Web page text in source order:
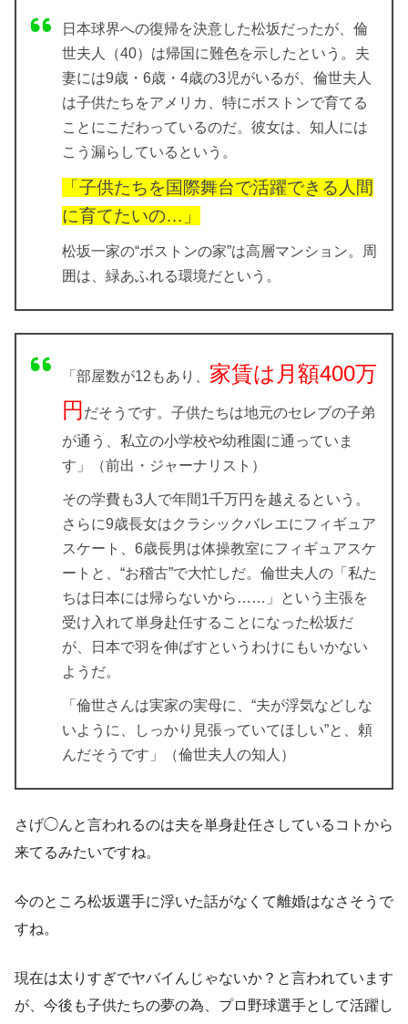
日本球界への復帰を決意した松坂だったが、倫
世夫人（40）は帰国に難色を示したという。夫
妻には9歳・6歳・4歳の3児がいるが、倫世夫人
は子供たちをアメリカ、特にボストンで育てる
ことにこだわっているのだ。彼女は、知人には
こう漏らしているという。
「子供たちを国際舞台で活躍できる人間
に育てたいの…」
松坂一家の“ボストンの家”は高層マンション。周
囲は、緑あふれる環境だという。
「部屋数が12もあり、 家賃は月額400万
円 だそうです。子供たちは地元のセレブの子弟
が通う、私立の小学校や幼稚園に通っていま
す」（前出・ジャーナリスト）
その学費も3人で年間1千万円を越えるという。
さらに9歳長女はクラシックバレエにフィギュア
スケート、6歳長男は体操教室にフィギュアスケ
ートと、“お稽古”で大忙しだ。倫世夫人の「私た
ちは日本には帰らないから……」という主張を
受け入れて単身赴任することになった松坂だ
が、日本で羽を伸ばすというわけにもいかない
ようだ。
「倫世さんは実家の実母に、“夫が浮気などしな
いように、しっかり見張っていてほしい”と、頼
んだそうです」（倫世夫人の知人）
さげ◯んと言われるのは夫を単身赴任さしているコトから
来てるみたいですね。
今のところ松坂選手に浮いた話がなくて離婚はなさそうで
すね。
現在は太りすぎでヤバイんじゃないか？と言われています
が、今後も子供たちの夢の為、プロ野球選手として活躍し